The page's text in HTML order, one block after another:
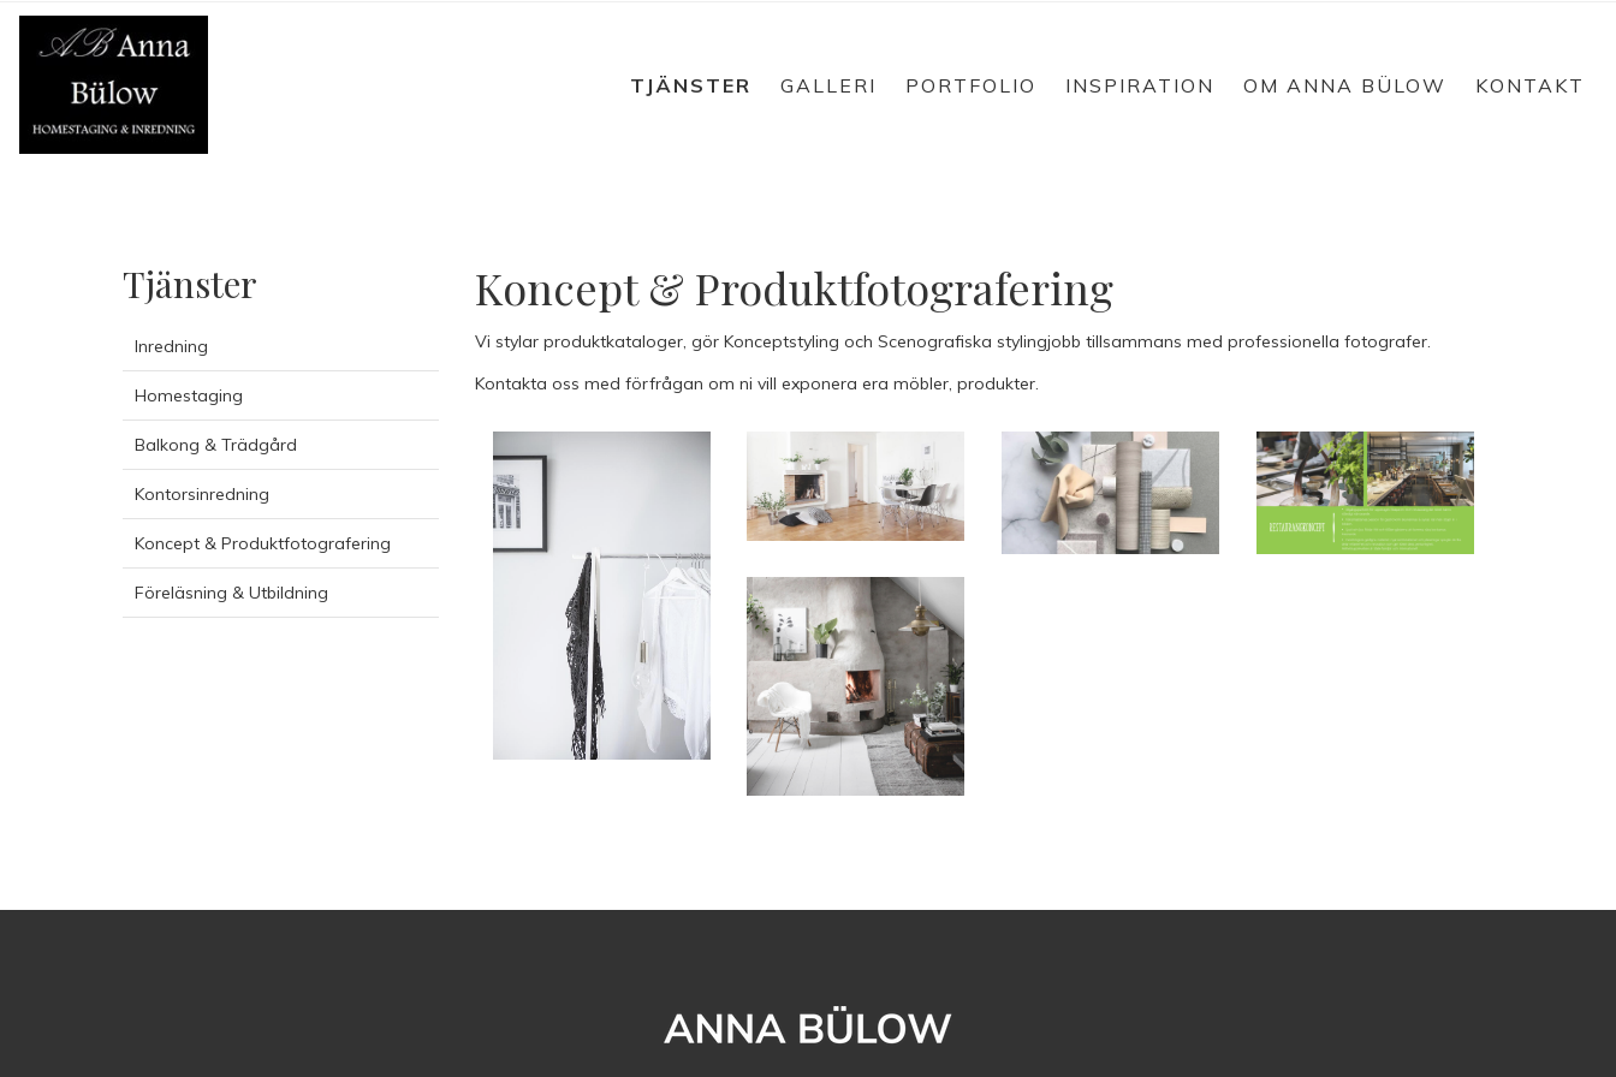
TJÄNSTER GALLERI PORTFOLIO INSPIRATION OM ANNA BÜLOW KONTAKT
Tjänster
Inredning
Homestaging
Balkong & Trädgård
Kontorsinredning
Koncept & Produktfotografering
Föreläsning & Utbildning
Koncept & Produktfotografering
Vi stylar produktkataloger, gör Konceptstyling och Scenografiska stylingjobb tillsammans med professionella fotografer.
Kontakta oss med förfrågan om ni vill exponera era möbler, produkter.